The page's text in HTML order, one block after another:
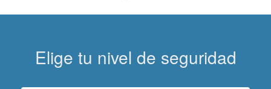
Elige tu nivel de seguridad